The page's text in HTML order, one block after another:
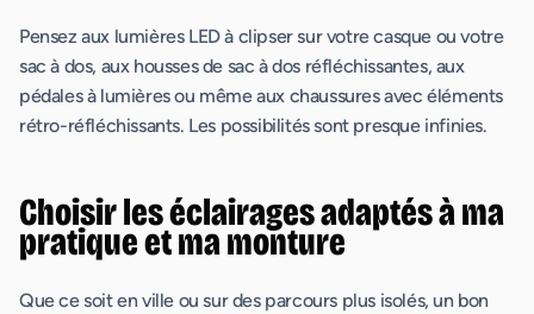
Pensez aux lumières LED à clipser sur votre casque ou votre
sac à dos, aux housses de sac à dos réfléchissantes, aux
pédales à lumières ou même aux chaussures avec éléments
rétro-réfléchissants. Les possibilités sont presque infinies.
Choisir les éclairages adaptés à ma
pratique et ma monture
Que ce soit en ville ou sur des parcours plus isolés, un bon